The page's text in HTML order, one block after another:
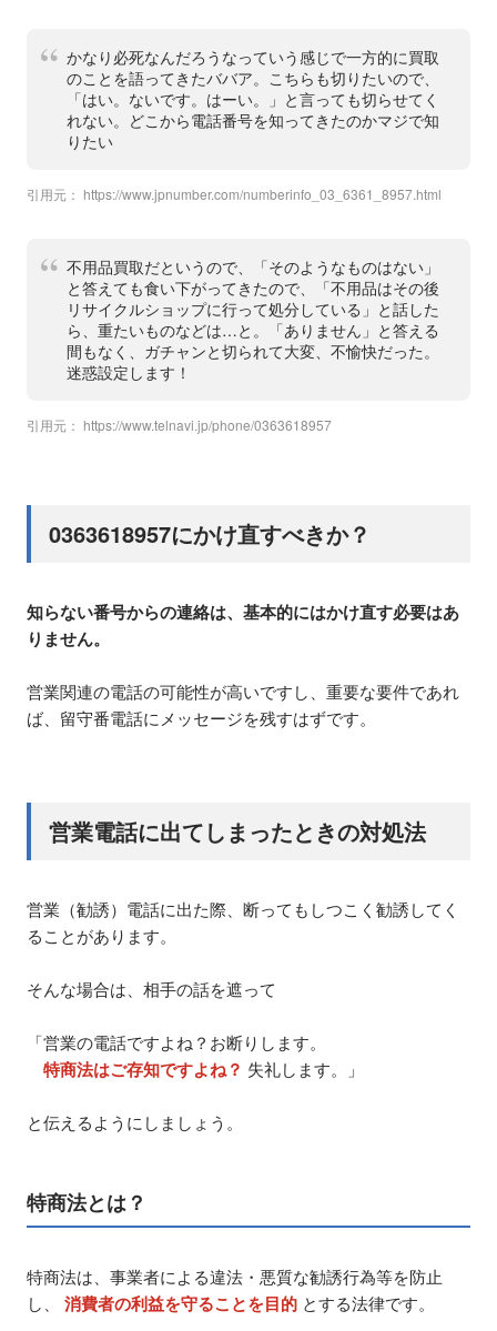
かなり必死なんだろうなっていう感じで一方的に買取
のことを語ってきたババア。こちらも切りたいので、
「はい。ないです。はーい。」と言っても切らせてく
れない。どこから電話番号を知ってきたのかマジで知
りたい
引用元： https://www.jpnumber.com/numberinfo_03_6361_8957.html
不用品買取だというので、「そのようなものはない」
と答えても食い下がってきたので、「不用品はその後
リサイクルショップに行って処分している」と話した
ら、重たいものなどは…と。「ありません」と答える
間もなく、ガチャンと切られて大変、不愉快だった。
迷惑設定します！
引用元： https://www.telnavi.jp/phone/0363618957
0363618957にかけ直すべきか？
知らない番号からの連絡は、基本的にはかけ直す必要はあ
りません。
営業関連の電話の可能性が高いですし、重要な要件であれ
ば、留守番電話にメッセージを残すはずです。
営業電話に出てしまったときの対処法
営業（勧誘）電話に出た際、断ってもしつこく勧誘してく
ることがあります。
そんな場合は、相手の話を遮って
「営業の電話ですよね？お断りします。
特商法はご存知ですよね？ 失礼します。」
と伝えるようにしましょう。
特商法とは？
特商法は、事業者による違法・悪質な勧誘行為等を防止
し、 消費者の利益を守ることを目的 とする法律です。